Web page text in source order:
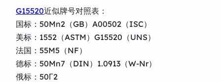
G15520近似牌号对照表：
国标：50Mn2（GB）A00502（ISC）
美标：1552（ASTM）G15520（UNS）
法国：55M5（NF）
德标：50Mn7（DIN）1.0913（W-Nr）
俄标：50Г2